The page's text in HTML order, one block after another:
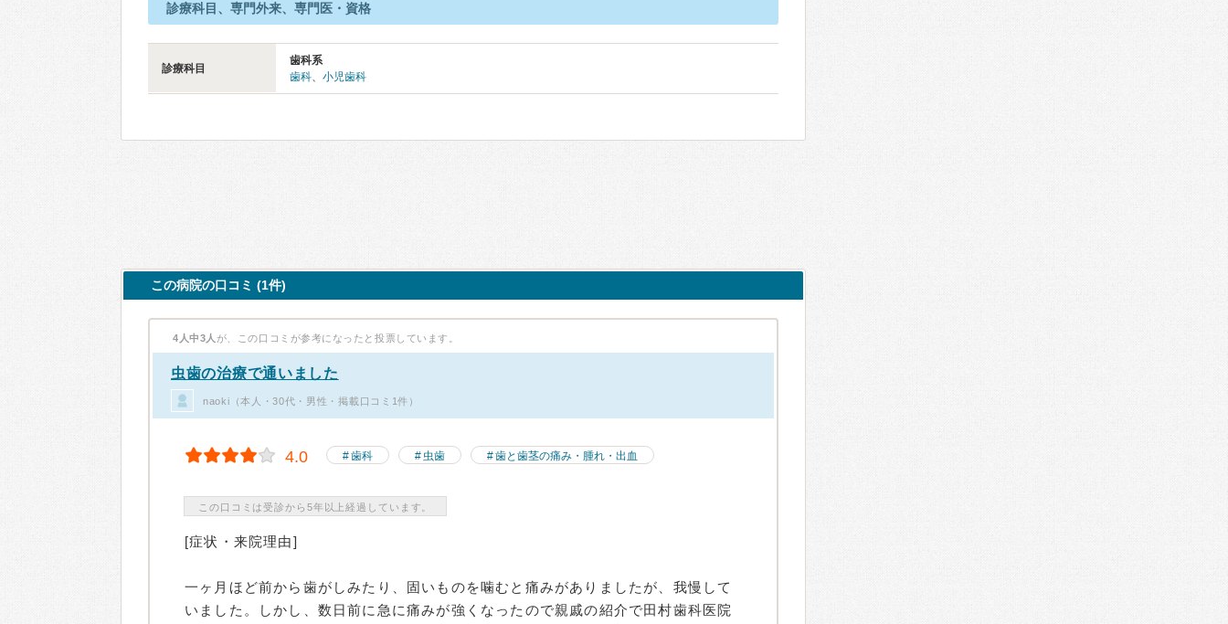
診療科目、専門外来、専門医・資格
診療科目
歯科系
歯科、 小児歯科
この病院の口コミ (1件)
4人中3人 が、この口コミが参考になったと投票しています。
虫歯の治療で通いました
naoki（本人・30代・男性・掲載口コミ1件）
4.0 歯科 虫歯 歯と歯茎の痛み・腫れ・出血
この口コミは受診から5年以上経過しています。
[症状・来院理由]
一ヶ月ほど前から歯がしみたり、固いものを噛むと痛みがありましたが、我慢して
いました。しかし、数日前に急に痛みが強くなったので親戚の紹介で田村歯科医院